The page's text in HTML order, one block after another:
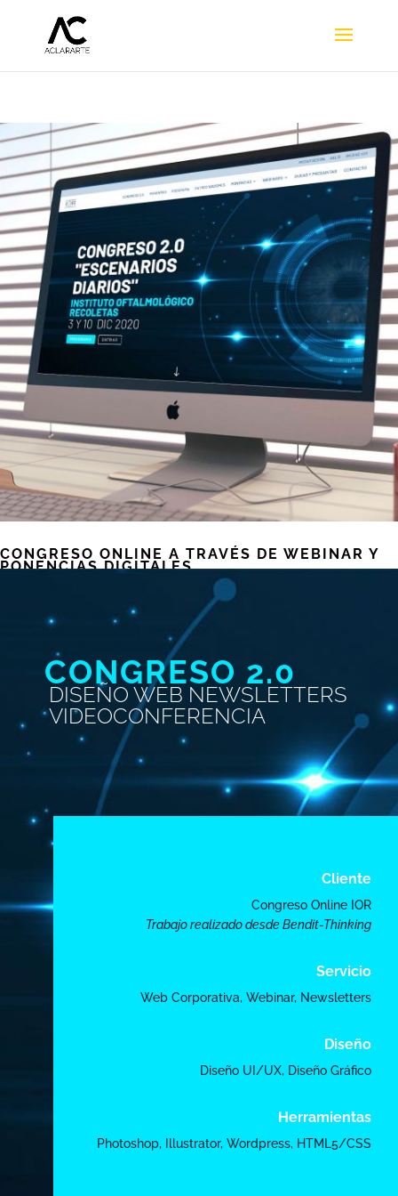
CONGRESO ONLINE A TRAVÉS DE WEBINAR Y
PONENCIAS DIGITALES
CONGRESO 2.0
DISEÑO WEB NEWSLETTERS
VIDEOCONFERENCIA
Cliente
Congreso Online IOR
Trabajo realizado desdeBendit-Thinking
Servicio
Web Corporativa, Webinar, Newsletters
Diseño
Diseño UI/UX, Diseño Gráfico
Herramientas
Photoshop, Illustrator, Wordpress, HTML5/CSS